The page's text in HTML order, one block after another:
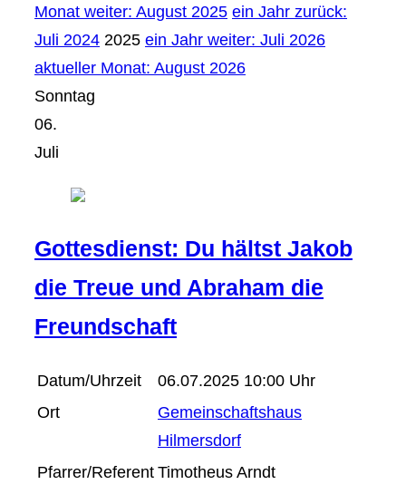
Monat weiter: August 2025 ein Jahr zurück:
Juli 2024 2025 ein Jahr weiter: Juli 2026
aktueller Monat: August 2026
Sonntag
06.
Juli
Gottesdienst: Du hältst Jakob
die Treue und Abraham die
Freundschaft
Datum/Uhrzeit
06.07.2025 10:00 Uhr
Ort
Gemeinschaftshaus
Hilmersdorf
Pfarrer/Referent Timotheus Arndt